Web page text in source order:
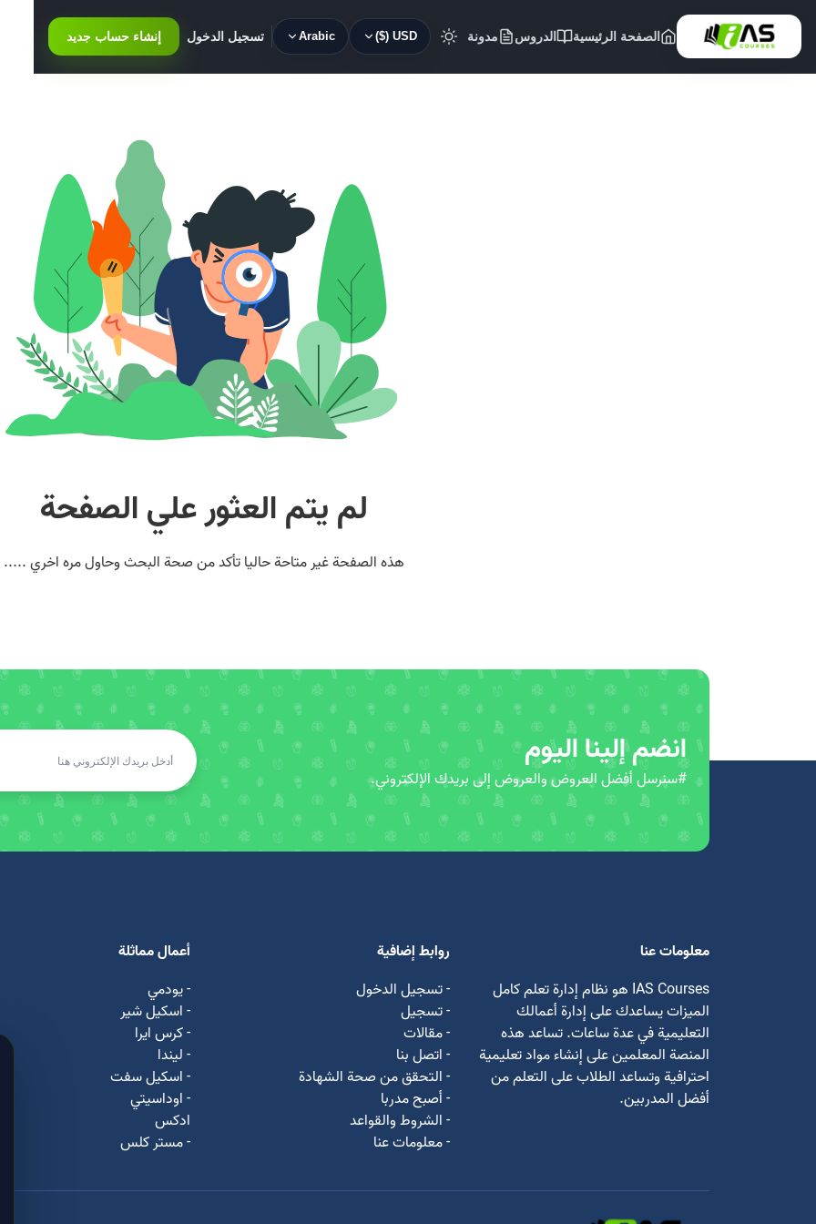
الصفحة الرئيسية الدروس مدونة USD ($)
Arabic تسجيل الدخول إنشاء حساب جديد
لم يتم العثور علي الصفحة
هذه الصفحة غير متاحة حاليا تأكد من صحة البحث وحاول مره اخري .....
انضم إلينا اليوم
#سنرسل أفضل العروض والعروض إلى بريدك الإلكتروني.
معلومات عنا
IAS Courses هو نظام إدارة تعلم كامل
الميزات يساعدك على إدارة أعمالك
التعليمية في عدة ساعات. تساعد هذه
المنصة المعلمين على إنشاء مواد تعليمية
احترافية وتساعد الطلاب على التعلم من
أفضل المدربين.
روابط إضافية
- تسجيل الدخول
- تسجيل
- مقالات
- اتصل بنا
- التحقق من صحة الشهادة
- أصبح مدربا
- الشروط والقواعد
- معلومات عنا
أعمال مماثلة
- يودمي
- اسکیل شیر
- كرس ايرا
- لیندا
- اسكيل سفت
- اوداسيتي
ادكس
- مستر كلس